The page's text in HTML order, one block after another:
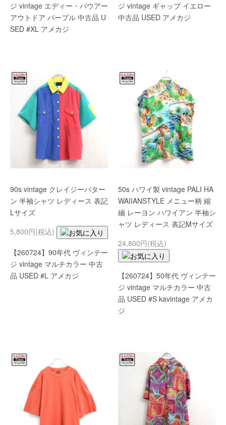
ジ vintage エディー・バウアー
アウトドア パープル 中古品 U
SED #XL アメカジ
ジ vintage ギャップ イエロー
中古品 USED アメカジ
90s vintage クレイジーパター
ン 半袖シャツ レディース 表記
Lサイズ
5,800円(税込)
【260724】90年代 ヴィンテー
ジ vintage マルチカラー 中古
品 USED #L アメカジ
50s ハワイ製 vintage PALI HA
WAIIANSTYLE メニュー柄 縮
緬 レーヨン ハワイアン 半袖シ
ャツ レディース 表記Mサイズ
24,800円(税込)
【260724】50年代 ヴィンテー
ジ vintage マルチカラー 中古
品 USED #S kavintage アメカ
ジ